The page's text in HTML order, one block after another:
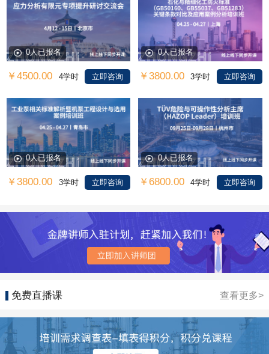
0人已报名
￥4500.00 4学时 立即咨询
0人已报名
￥3800.00 3学时 立即咨询
0人已报名
￥3800.00 3学时 立即咨询
0人已报名
￥6800.00 4学时 立即咨询
免费直播课 查看更多>